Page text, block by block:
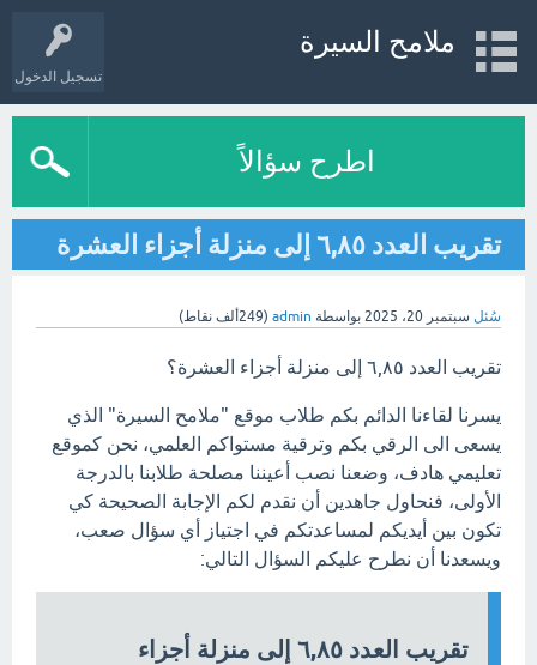
تسجيل الدخول
ملامح السيرة
اطرح سؤالاً
تقريب العدد ٦,٨٥ إلى منزلة أجزاء العشرة
سُئل سبتمبر 20، 2025 بواسطة admin
(249ألف نقاط)
تقريب العدد ٦,٨٥ إلى منزلة أجزاء العشرة؟
يسرنا لقاءنا الدائم بكم طلاب موقع "ملامح السيرة" الذي
يسعى الى الرقي بكم وترقية مستواكم العلمي، نحن كموقع
تعليمي هادف، وضعنا نصب أعيننا مصلحة طلابنا بالدرجة
الأولى، فنحاول جاهدين أن نقدم لكم الإجابة الصحيحة كي
تكون بين أيديكم لمساعدتكم في اجتياز أي سؤال صعب،
ويسعدنا أن نطرح عليكم السؤال التالي:
تقريب العدد ٦,٨٥ إلى منزلة أجزاء